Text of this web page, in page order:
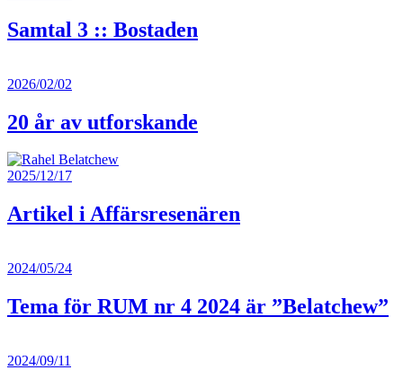
Samtal 3 :: Bostaden
2026/02/02
20 år av utforskande
2025/12/17
Artikel i Affärsresenären
2024/05/24
Tema för RUM nr 4 2024 är ”Belatchew”
2024/09/11